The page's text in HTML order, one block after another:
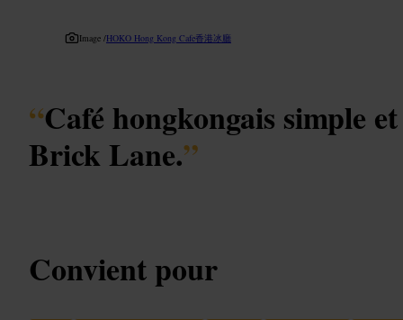
Image /HOKO Hong Kong Cafe香港冰廳
“Café hongkongais simple
Brick Lane.”
Convient pour